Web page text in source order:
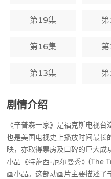
却在
普森
客串
“披
布莱
伟大
至今
第19集
第16集
第13集
剧情介绍
《辛普森一家》是福克斯电视
也是美国电视史上播放时间最
映，亦取得票房及口碑的巨大成
小品《特蕾西-厄尔曼秀》(The
画小品。这部动画片主要描述了